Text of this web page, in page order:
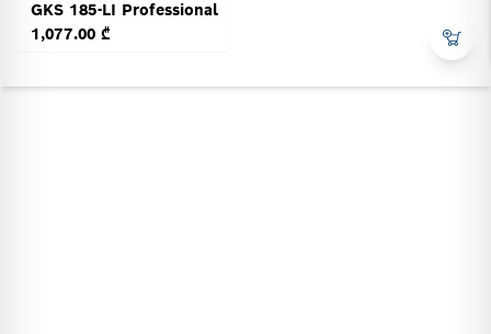
GKS 185-LI Professional
1,077.00 ₾